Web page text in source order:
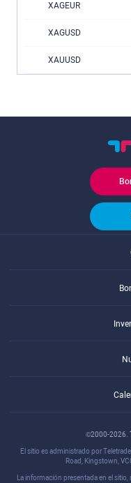
XAGEUR
XAGUSD
XAUUSD
©2000-2026.
El sitio es administrado por
Road, Kingstown,
La información presentada en el